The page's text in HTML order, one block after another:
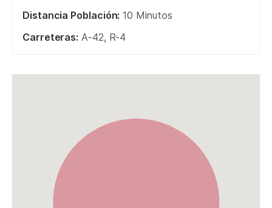
Distancia Población: 10 Minutos
Carreteras: A-42, R-4